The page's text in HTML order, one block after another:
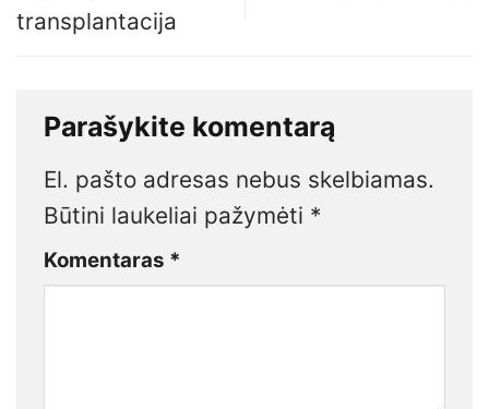
transplantacija
Parašykite komentarą
El. pašto adresas nebus skelbiamas.
Būtini laukeliai pažymėti *
Komentaras *